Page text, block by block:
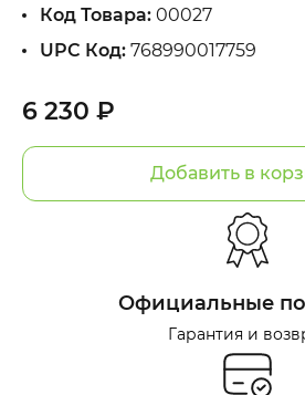
6 230 ₽
Добавить в
Код Товара: 00027
UPC Код: 768990017759
Официальные
Гарантия и